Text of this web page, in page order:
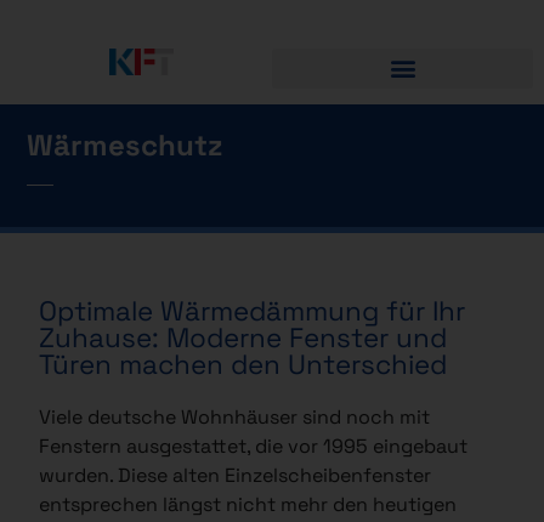
Wärmeschutz
Optimale Wärmedämmung für Ihr
Zuhause: Moderne Fenster und
Türen machen den Unterschied
Viele deutsche Wohnhäuser sind noch mit
Fenstern ausgestattet, die vor 1995 eingebaut
wurden. Diese alten Einzelscheibenfenster
entsprechen längst nicht mehr den heutigen